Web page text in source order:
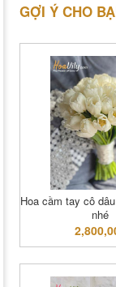
GỢI Ý CHO
Hoa cầm tay cô
nhé